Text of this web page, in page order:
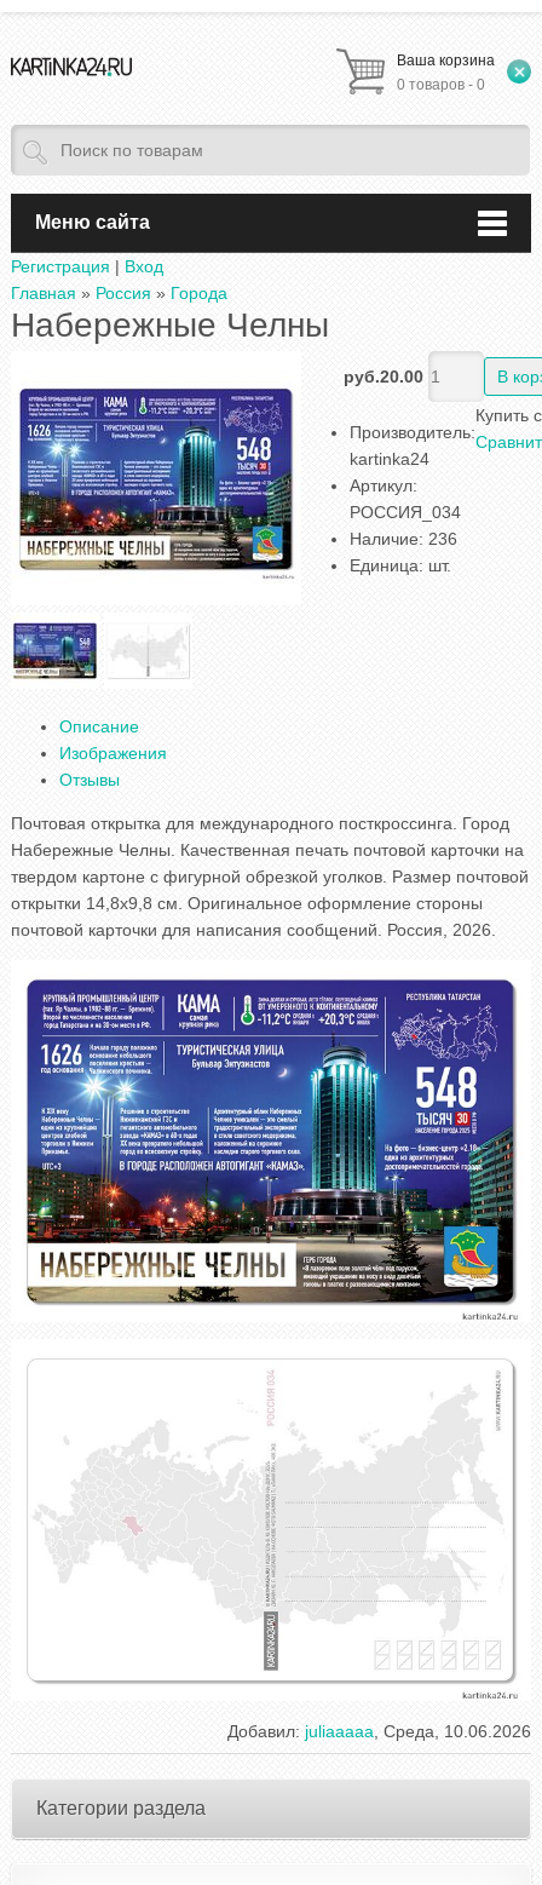
Ваша корзина
0 товаров - 0
Меню сайта
Регистрация | Вход
Главная » Россия » Города
Набережные Челны
руб.20.00
Производитель:
kartinka24
Артикул:
РОССИЯ_034
Наличие: 236
Единица: шт.
Купить
Описание
Изображения
Отзывы
Почтовая открытка для международного посткроссинга. Город
Набережные Челны. Качественная печать почтовой карточки на
твердом картоне с фигурной обрезкой уголков. Размер почтовой
открытки 14,8x9,8 см. Оригинальное оформление стороны
почтовой карточки для написания сообщений. Россия, 2026.
Добавил:juliaaaaa, Среда, 10.06.2026
Категории раздела